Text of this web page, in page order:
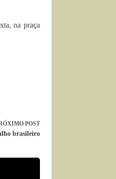
na praça
POST
brasileiro